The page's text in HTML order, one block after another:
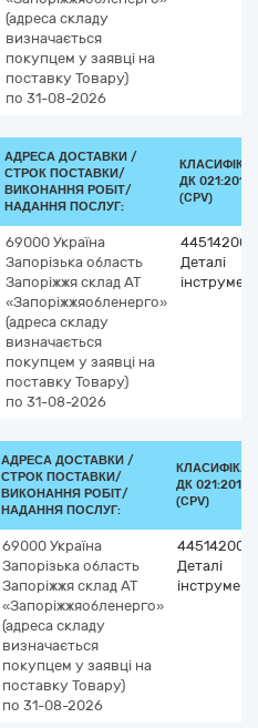
(адреса складу
визначається
покупцем у заявці на
поставку Товару)
по 31-08-2026
АДРЕСА ДОСТАВКИ /
СТРОК ПОСТАВКИ/
ВИКОНАННЯ РОБІТ/
НАДАННЯ ПОСЛУГ:
ДК 021:2015
(CPV)
69000 Україна
Запорізька область
Запоріжжя склад АТ
«Запоріжжяобленерго»
(адреса складу
визначається
покупцем у заявці на
поставку Товару)
по 31-08-2026
44514200-
Деталі
АДРЕСА ДОСТАВКИ /
СТРОК ПОСТАВКИ/
ВИКОНАННЯ РОБІТ/
НАДАННЯ ПОСЛУГ:
ДК 021:2015
(CPV)
69000 Україна
Запорізька область
Запоріжжя склад АТ
«Запоріжжяобленерго»
(адреса складу
визначається
покупцем у заявці на
поставку Товару)
по 31-08-2026
44514200-
Деталі